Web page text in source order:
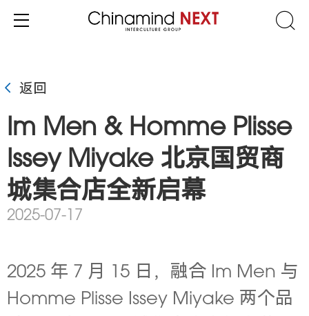
返回
Im Men & Homme Plisse
Issey Miyake 北京国贸商
城集合店全新启幕
2025-07-17
2025 年 7 月 15 日，融合 Im Men 与
Homme Plisse Issey Miyake 两个品